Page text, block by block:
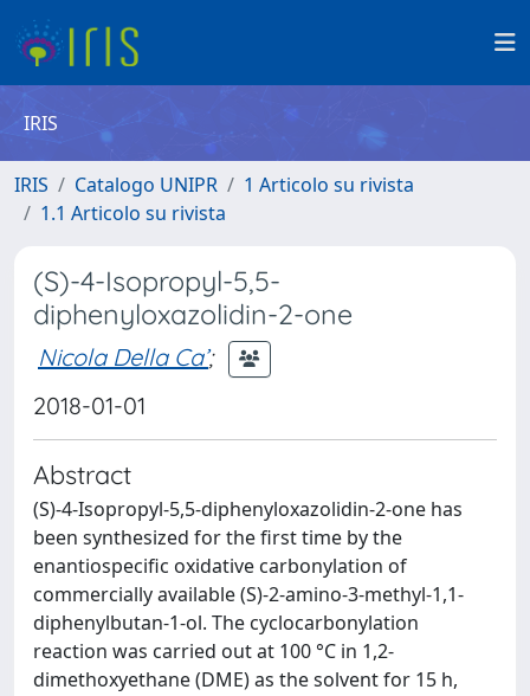
IRIS
IRIS Catalogo UNIPR
1 Articolo su rivista
1.1 Articolo su rivista
(S)-4-Isopropyl-5,5-
diphenyloxazolidin-2-one
Nicola Della Ca’;
2018-01-01
Abstract
(S)-4-Isopropyl-5,5-diphenyloxazolidin-2-one has
been synthesized for the first time by the
enantiospecific oxidative carbonylation of
commercially available (S)-2-amino-3-methyl-1,1-
diphenylbutan-1-ol. The cyclocarbonylation
reaction was carried out at 100 °C in 1,2-
dimethoxyethane (DME) as the solvent for 15 h,